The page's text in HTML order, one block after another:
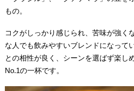
もの。
コクがしっかり感じられ、苦味が強く
な人でも飲みやすいブレンドになって
との相性が良く、シーンを選ばず楽し
No.1の一杯です。